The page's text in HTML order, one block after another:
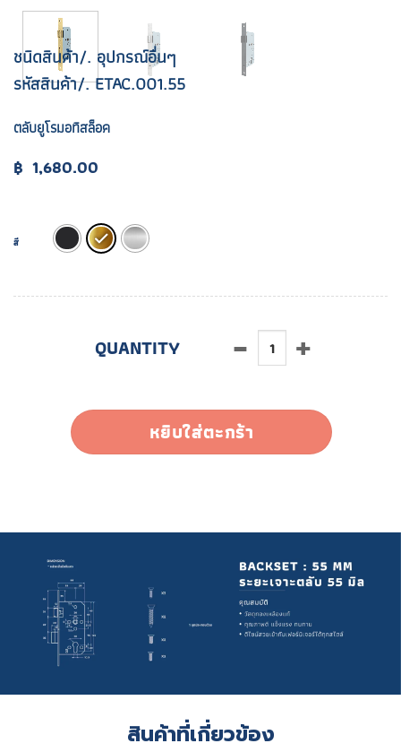
ชนิดสินค้า/. อุปกรณ์อื่นๆ
รหัสสินค้า/. ETAC.001.55
ตลับยูโรมอทิสล็อค
฿ 1,680.00
สี
หยิบใส่ตะกร้า
สินค้าที่เกี่ยวข้อง